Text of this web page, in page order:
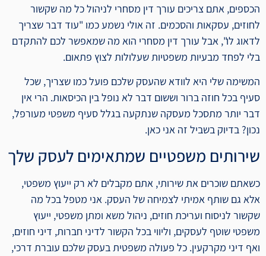
הכספים, אתם צריכים עורך דין מסחרי לניהול כל מה שקשור
לחוזים, עסקאות והסכמים. זה אולי נשמע כמו "עוד דבר שצריך
לדאוג לו", אבל עורך דין מסחרי הוא מה שמאפשר לכם להתקדם
בלי לפחד מבעיות משפטיות שעלולות לצוץ פתאום.
המשימה שלי היא לוודא שהעסק שלכם פועל כמו שצריך, שכל
סעיף בכל חוזה ברור וששום דבר לא נופל בין הכיסאות. הרי אין
דבר יותר מתסכל מעסקה שנתקעה בגלל סעיף משפטי מעורפל,
נכון? בדיוק בשביל זה אני כאן.
שירותים משפטיים שמתאימים לעסק שלך
כשאתם שוכרים את שירותי, אתם מקבלים לא רק ייעוץ משפטי,
אלא גם שותף אמיתי לצמיחה של העסק. אני מטפל בכל מה
שקשור לניסוח ועריכת חוזים, ניהול משא ומתן משפטי, ייעוץ
משפטי שוטף לעסקים, וליווי בכל הקשור לדיני חברות, דיני חוזים,
ואף דיני מקרקעין. כל פעולה משפטית בעסק שלכם עוברת דרכי,